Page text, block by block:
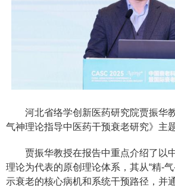
河北省络学创新医药研究院贾振华
气神理论指导中医药干预衰老研究》主
贾振华教授在报告中重点介绍了以
理论为代表的原创理论体系，其从“精-
示衰老的核心病机和系统干预路径，并